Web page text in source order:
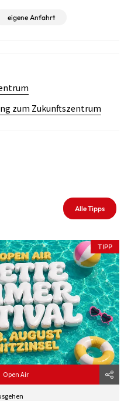
eigene Anfahrt
zum Zukunftszentrum
Alle Tipps
TIPP
Open Air